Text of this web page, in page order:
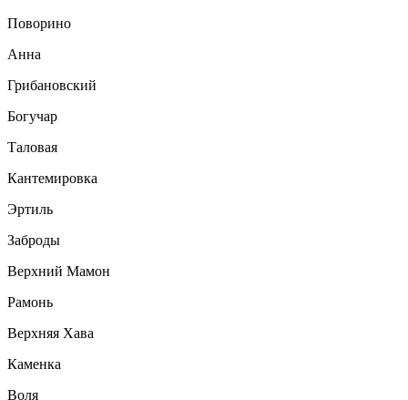
Поворино
Анна
Грибановский
Богучар
Таловая
Кантемировка
Эртиль
Заброды
Верхний Мамон
Рамонь
Верхняя Хава
Каменка
Воля